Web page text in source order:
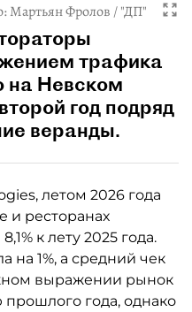
Мартьян Фролов / "ДП"
трафика
на Невском
год подряд
веранды.
летом 2026 года
и ресторанах
к лету 2025 года.
на 1%, а средний чек
выражении рынок
прошлого года, однако